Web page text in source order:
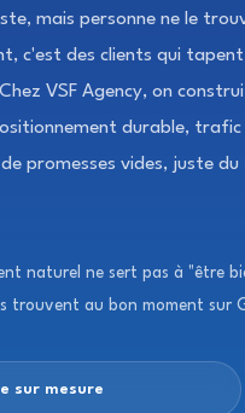
mais personne ne le
c'est des clients qui
VSF Agency, on
durable,
de promesses vides, juste
naturel ne sert pas à "être
trouvent au bon moment sur
sur mesure